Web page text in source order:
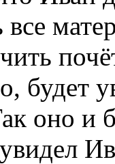
все
оно и